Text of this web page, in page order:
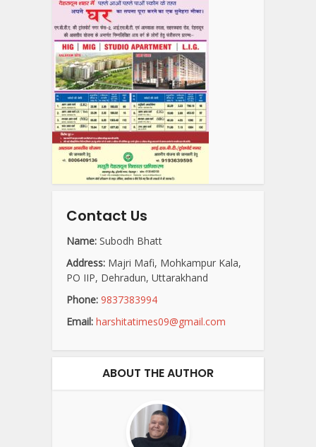
Contact Us
Name: Subodh Bhatt
Address: Majri Mafi, Mohkampur Kala,
PO IIP, Dehradun, Uttarakhand
Phone: 9837383994
Email: harshitatimes09@gmail.com
ABOUT THE AUTHOR